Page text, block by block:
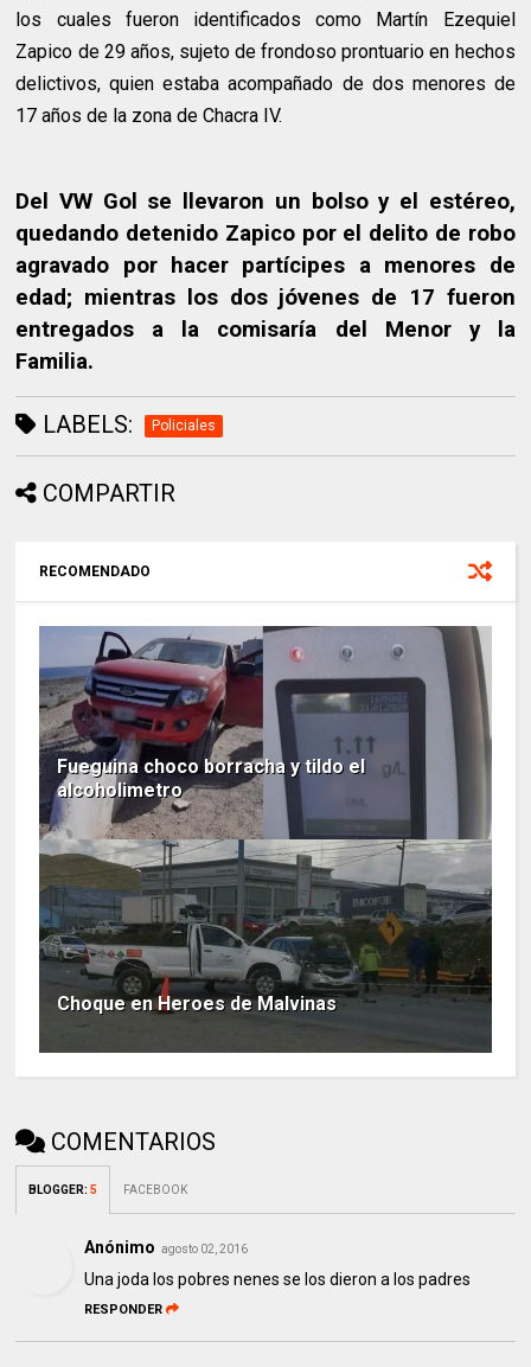
los cuales fueron identificados como Martín Ezequiel
Zapico de 29 años, sujeto de frondoso prontuario en hechos
delictivos, quien estaba acompañado de dos menores de
17 años de la zona de Chacra IV.
Del VW Gol se llevaron un bolso y el estéreo,
quedando detenido Zapico por el delito de robo
agravado por hacer partícipes a menores de
edad; mientras los dos jóvenes de 17 fueron
entregados a la comisaría del Menor y la
Familia.
LABELS: Policiales
COMPARTIR
RECOMENDADO
Fueguina choco borracha y tildo el
alcoholimetro
Choque en Heroes de Malvinas
COMENTARIOS
BLOGGER:5 FACEBOOK
Anónimo agosto 02, 2016
Una joda los pobres nenes se los dieron a los padres
RESPONDER